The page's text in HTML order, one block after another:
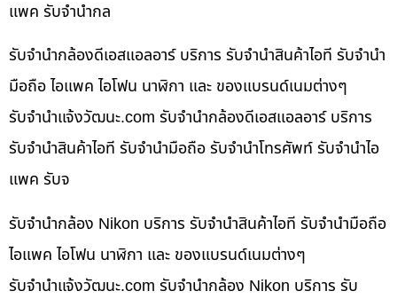
แพค รับจำนำกล
รับจำนำกล้องดีเอสแอลอาร์ บริการ รับจำนำสินค้าไอที รับจำนำ
มือถือ ไอแพค ไอโฟน นาฬิกา และ ของแบรนด์เนมต่างๆ
รับจํานําแจ้งวัฒนะ.com รับจำนำกล้องดีเอสแอลอาร์ บริการ
รับจำนำสินค้าไอที รับจำนำมือถือ รับจำนำโทรศัพท์ รับจำนำไอ
แพค รับจ
รับจำนำกล้อง Nikon บริการ รับจำนำสินค้าไอที รับจำนำมือถือ
ไอแพค ไอโฟน นาฬิกา และ ของแบรนด์เนมต่างๆ
รับจํานําแจ้งวัฒนะ.com รับจำนำกล้อง Nikon บริการ รับ